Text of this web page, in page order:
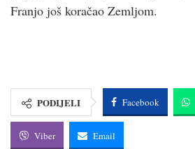
Franjo još koračao Zemljom.
PODIJELI Facebook
Viber Email